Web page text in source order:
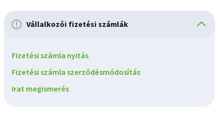
Vállalkozói fizetési számlák
Fizetési számla nyitás
Fizetési számla szerződésmódosítás
Irat megismerés